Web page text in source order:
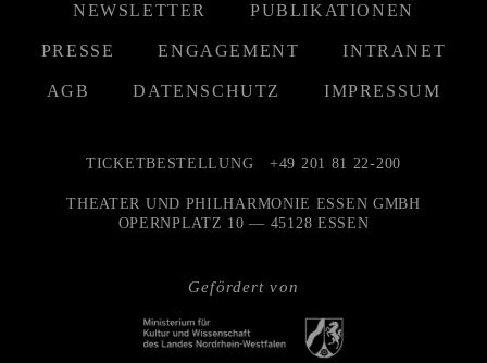
NEWSLETTER PUBLIKATIONEN
PRESSE ENGAGEMENT INTRANET
AGB DATENSCHUTZ IMPRESSUM
Gefördert von
TICKETBESTELLUNG +49 201 81 22-200
THEATER UND PHILHARMONIE ESSEN GMBH
OPERNPLATZ 10 — 45128 ESSEN